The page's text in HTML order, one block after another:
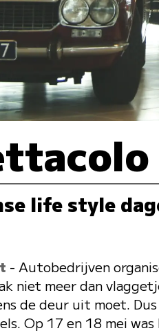
life style
- Autobedrijven
niet meer dan
de deur uit moet.
Op 17 en 18 mei